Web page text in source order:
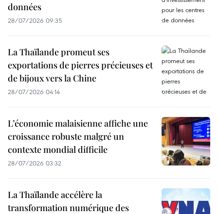
données
28/07/2026 09:35
La Thaïlande promeut ses
exportations de pierres précieuses et
de bijoux vers la Chine
28/07/2026 04:14
L’économie malaisienne affiche une
croissance robuste malgré un
contexte mondial difficile
28/07/2026 03:32
La Thaïlande accélère la
transformation numérique des